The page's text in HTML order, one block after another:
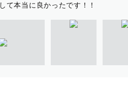
して本当に良かったです！！